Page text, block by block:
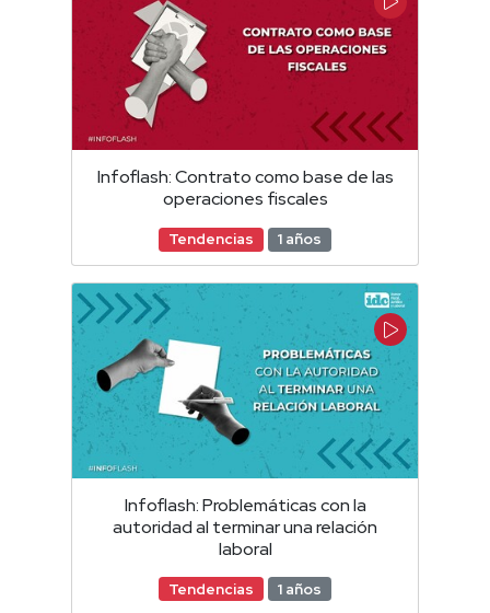
Infoflash: Contrato como base de las
operaciones fiscales
Tendencias 1 años
Infoflash: Problemáticas con la
autoridad al terminar una relación
laboral
Tendencias 1 años